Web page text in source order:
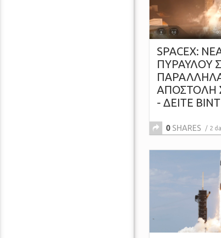
SPACEX:
ΠΥΡΑΥΛΟΥ
ΑΠΟΣΤΟΛΗ
- ΔΕΙΤΕ
0 SHARES 2